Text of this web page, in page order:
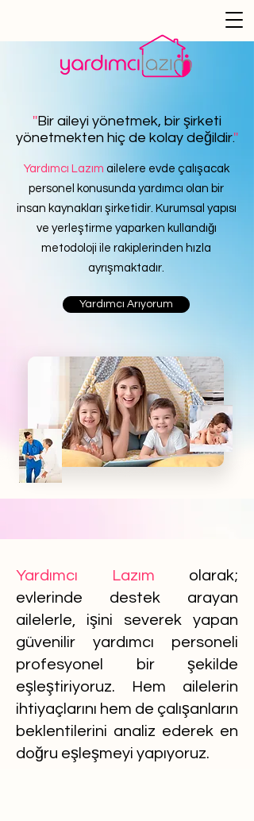
''Bir aileyi yönetmek, bir şirketi
yönetmekten hiç de kolay değildir.''
Yardımcı Lazım ailelere evde çalışacak
personel konusunda yardımcı olan bir
insan kaynakları şirketidir. Kurumsal yapısı
ve yerleştirme yaparken kullandığı
metodoloji ile rakiplerinden hızla
ayrışmaktadır.
Yardımcı Arıyorum
Yardımcı Lazım olarak;
evlerinde destek arayan
ailelerle, işini severek yapan
güvenilir yardımcı personeli
profesyonel bir şekilde
eşleştiriyoruz. Hem ailelerin
ihtiyaçlarını hem de çalışanların
beklentilerini analiz ederek en
doğru eşleşmeyi yapıyoruz.